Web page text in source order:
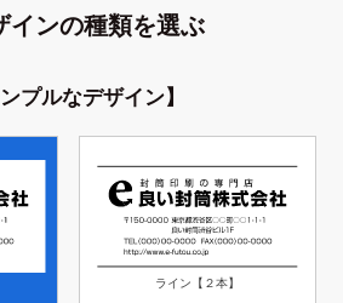
ンの種類を選ぶ
ンプルなデザイン】
ライン【２本】